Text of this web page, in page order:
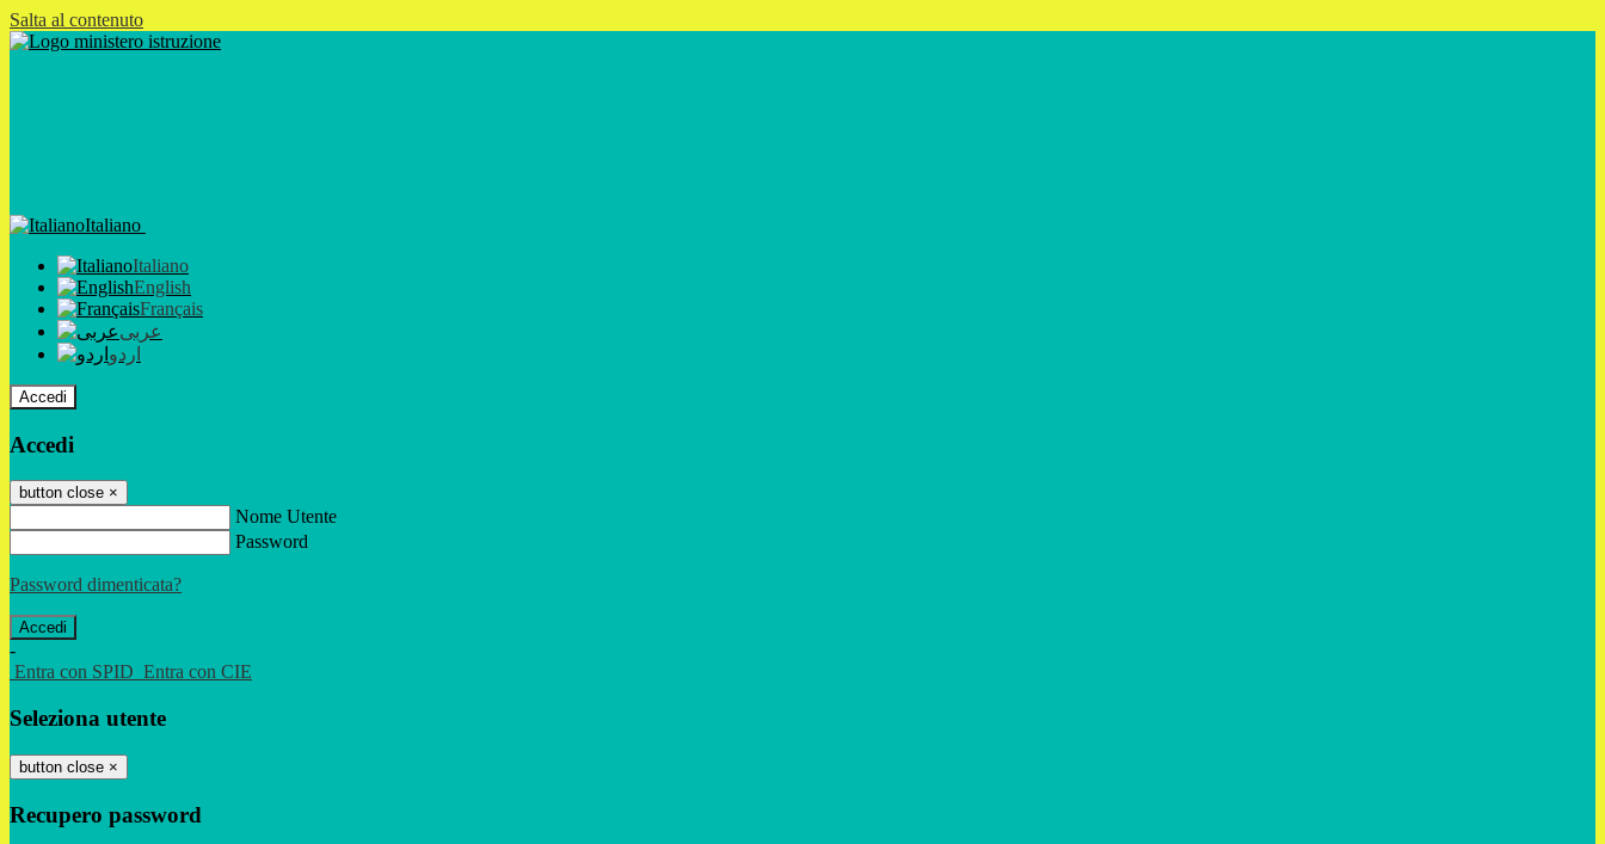
Salta al contenuto
Italiano
Italiano
English
Français
عربى
اردو
Accedi
Accedi
button close ×
Nome Utente
Password
Password dimenticata?
-
Entra con SPID Entra con CIE
Seleziona utente
button close ×
Recupero password